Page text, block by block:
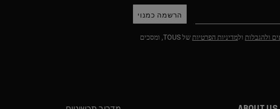
הרשמה כמנוי
ולהגבלות ולמדיניות הפרטיות
של TOUS, ומסכים